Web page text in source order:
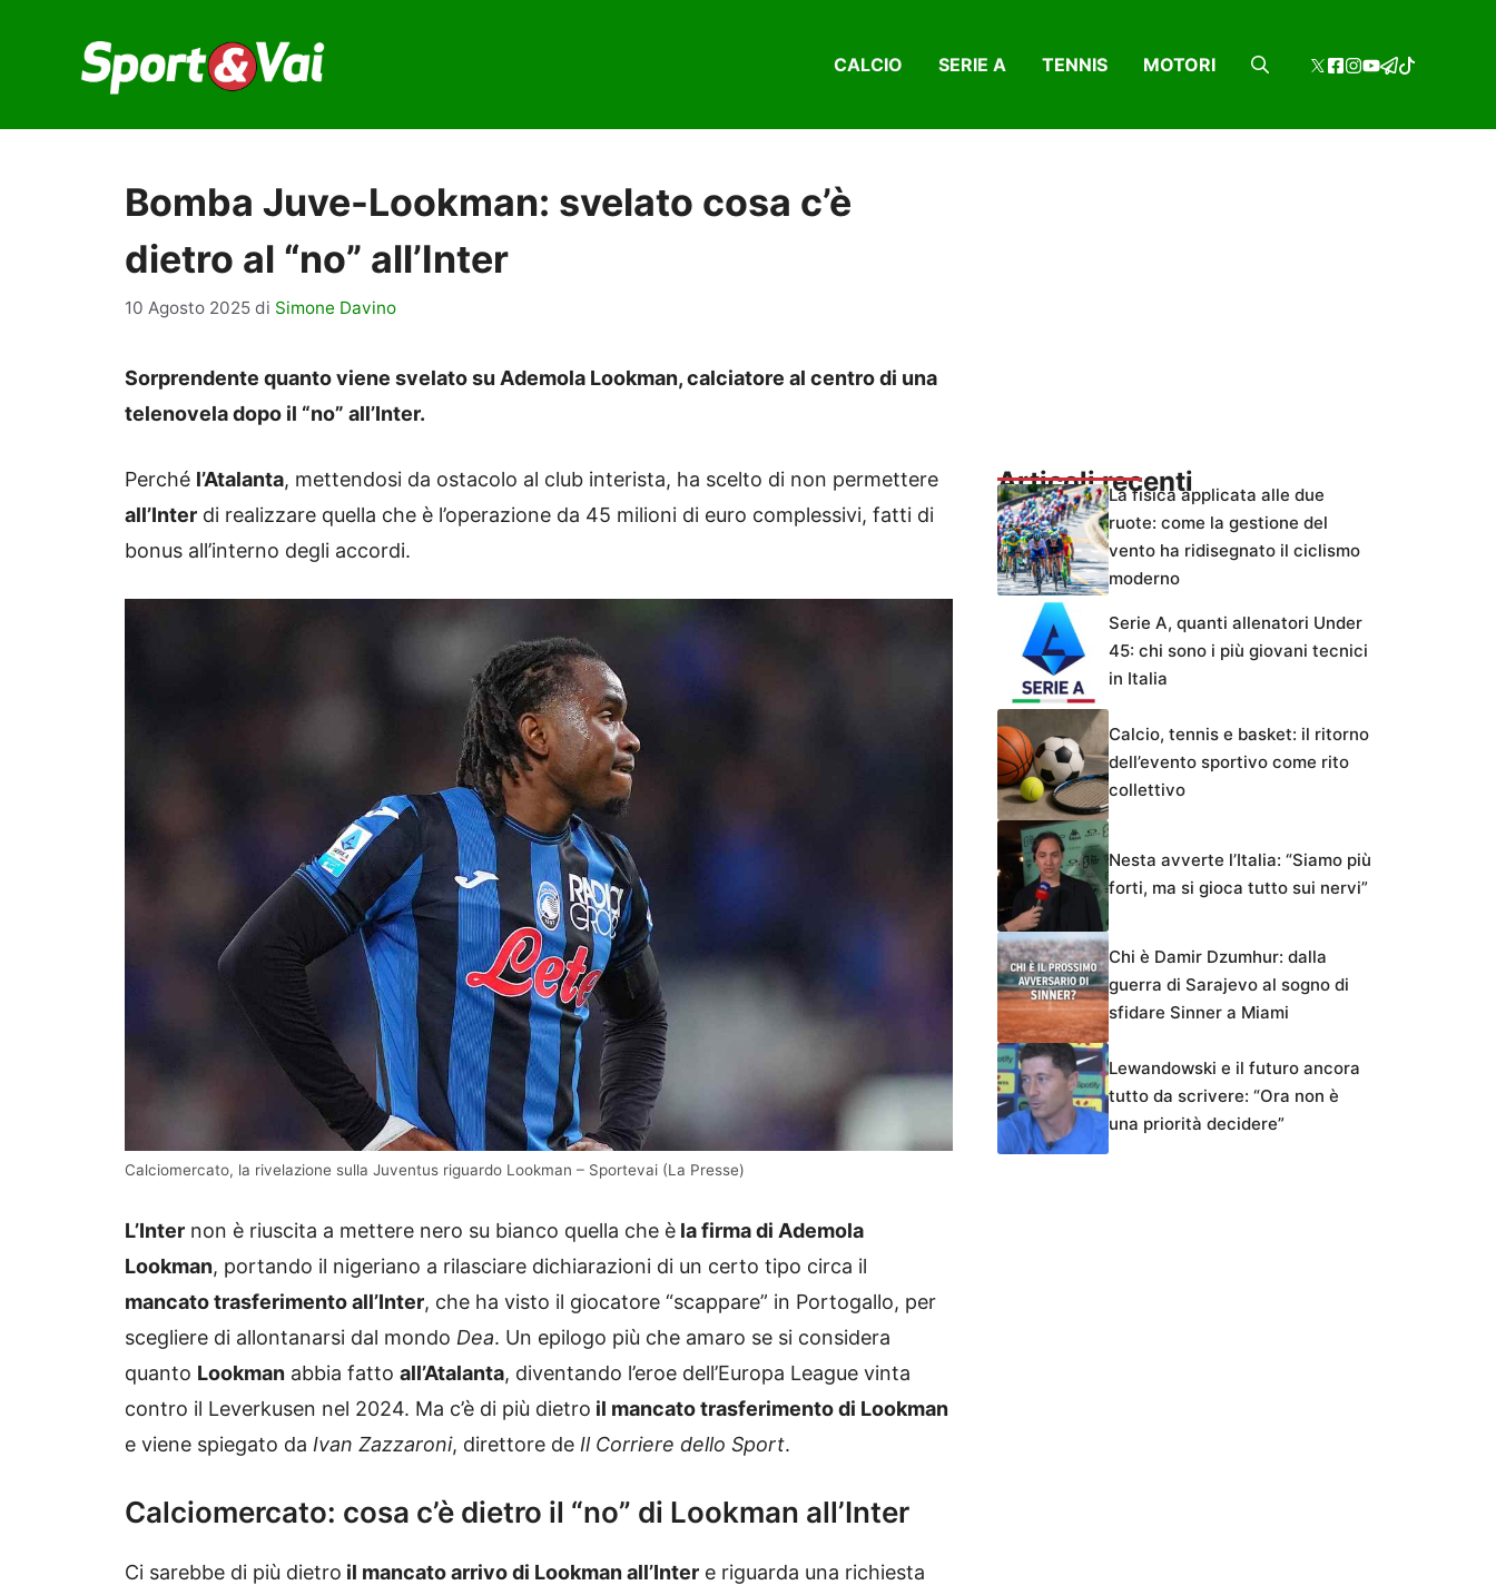
contenuto
CALCIO SERIE A TENNIS MOTORI
Bomba Juve-Lookman: svelato cosa c’è
dietro al “no” all’Inter
10 Agosto 2025 di Simone Davino
Sorprendente quanto viene svelato su Ademola Lookman, calciatore al centro di una
telenovela dopo il “no” all’Inter.
Perché l’Atalanta, mettendosi da ostacolo al club interista, ha scelto di non permettere
all’Inter di realizzare quella che è l’operazione da 45 milioni di euro complessivi, fatti di
bonus all’interno degli accordi.
Calciomercato, la rivelazione sulla Juventus riguardo Lookman – Sportevai (La Presse)
L’Inter non è riuscita a mettere nero su bianco quella che è la firma di Ademola
Lookman, portando il nigeriano a rilasciare dichiarazioni di un certo tipo circa il
mancato trasferimento all’Inter, che ha visto il giocatore “scappare” in Portogallo, per
scegliere di allontanarsi dal mondo Dea. Un epilogo più che amaro se si considera
quanto Lookman abbia fatto all’Atalanta, diventando l’eroe dell’Europa League vinta
contro il Leverkusen nel 2024. Ma c’è di più dietro il mancato trasferimento di Lookman
e viene spiegato da Ivan Zazzaroni, direttore de Il Corriere dello Sport.
Calciomercato: cosa c’è dietro il “no” di Lookman all’Inter
Ci sarebbe di più dietro il mancato arrivo di Lookman all’Inter e riguarda una richiesta
Articoli recentiLa fisica applicata alle due
ruote: come la gestione del
vento ha ridisegnato il ciclismo
moderno
Serie A, quanti allenatori Under
45: chi sono i più giovani tecnici
in Italia
Calcio, tennis e basket: il ritorno
dell’evento sportivo come rito
collettivo
Nesta avverte l’Italia: “Siamo più
forti, ma si gioca tutto sui nervi”
Chi è Damir Dzumhur: dalla
guerra di Sarajevo al sogno di
sfidare Sinner a Miami
Lewandowski e il futuro ancora
tutto da scrivere: “Ora non è
una priorità decidere”